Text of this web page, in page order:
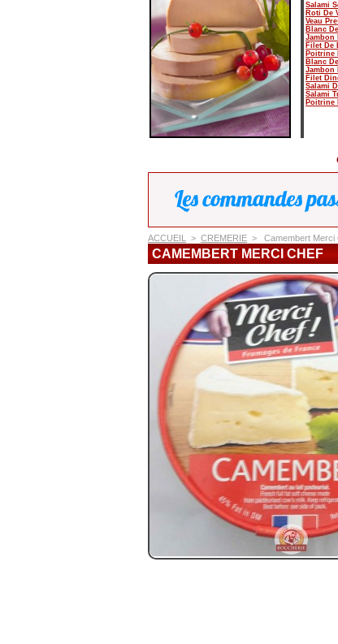
Salami
Roti De
Veau
Blanc
Jambon
Filet De
Poitrine
Blanc
Jambon
Filet
Salami
Salami
Poitrine
ACCUEIL > CREMERIE > Camembert Merci
CAMEMBERT MERCI CHEF